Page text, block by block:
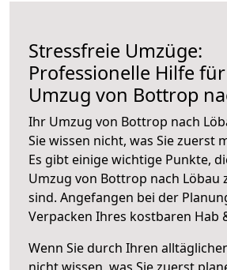
Stressfreie Umzüge:
Professionelle Hilfe
Umzug von Bottrop
Ihr Umzug von Bottrop nach
Sie wissen nicht, was Sie zuerst
Es gibt einige wichtige Punkte,
Umzug von Bottrop nach Löbau
sind. Angefangen bei der
Verpacken Ihres kostbaren Hab
Wenn Sie durch Ihren